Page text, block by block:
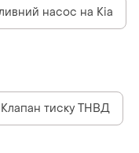
насос на Kia
Клапан тиску ТНВД